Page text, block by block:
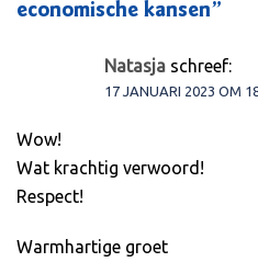
economische kansen”
Natasja schreef:
17 JANUARI 2023 OM
Wow!
Wat krachtig verwoord!
Respect!
Warmhartige groet